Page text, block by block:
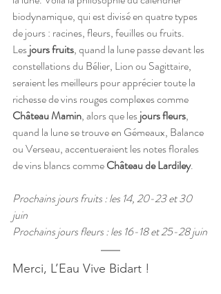
biodynamique, qui est divisé en quatre types
de jours : racines, fleurs, feuilles ou fruits.
Les jours fruits, quand la lune passe devant les
constellations du Bélier, Lion ou Sagittaire,
seraient les meilleurs pour apprécier toute la
richesse de vins rouges complexes comme
Château Mamin, alors que les jours fleurs,
quand la lune se trouve en Gémeaux, Balance
ou Verseau, accentueraient les notes florales
de vins blancs comme Château de Lardiley.
Prochains jours fruits : les 14, 20-23 et 30
juin
Prochains jours fleurs : les 16-18 et 25-28 juin
Merci, L’Eau Vive Bidart !